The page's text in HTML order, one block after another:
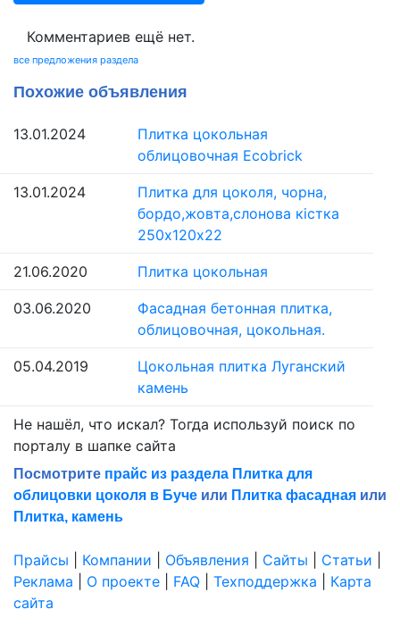
Комментариев ещё нет.
все предложения раздела
Похожие объявления
13.01.2024
Плитка цокольная
облицовочная Ecobrick
13.01.2024
Плитка для цоколя, чорна,
бордо,жовта,слонова кістка
250х120х22
21.06.2020 Плитка цокольная
03.06.2020
Фасадная бетонная плитка,
облицовочная, цокольная.
05.04.2019
Цокольная плитка Луганский
камень
Не нашёл, что искал? Тогда используй поиск по
порталу в шапке сайта
Посмотрите прайс из раздела Плитка для
облицовки цоколя в Буче или Плитка фасадная или
Плитка, камень
Прайсы Компании Объявления Сайты Статьи
Реклама
О проекте FAQ Техподдержка
Карта
сайта